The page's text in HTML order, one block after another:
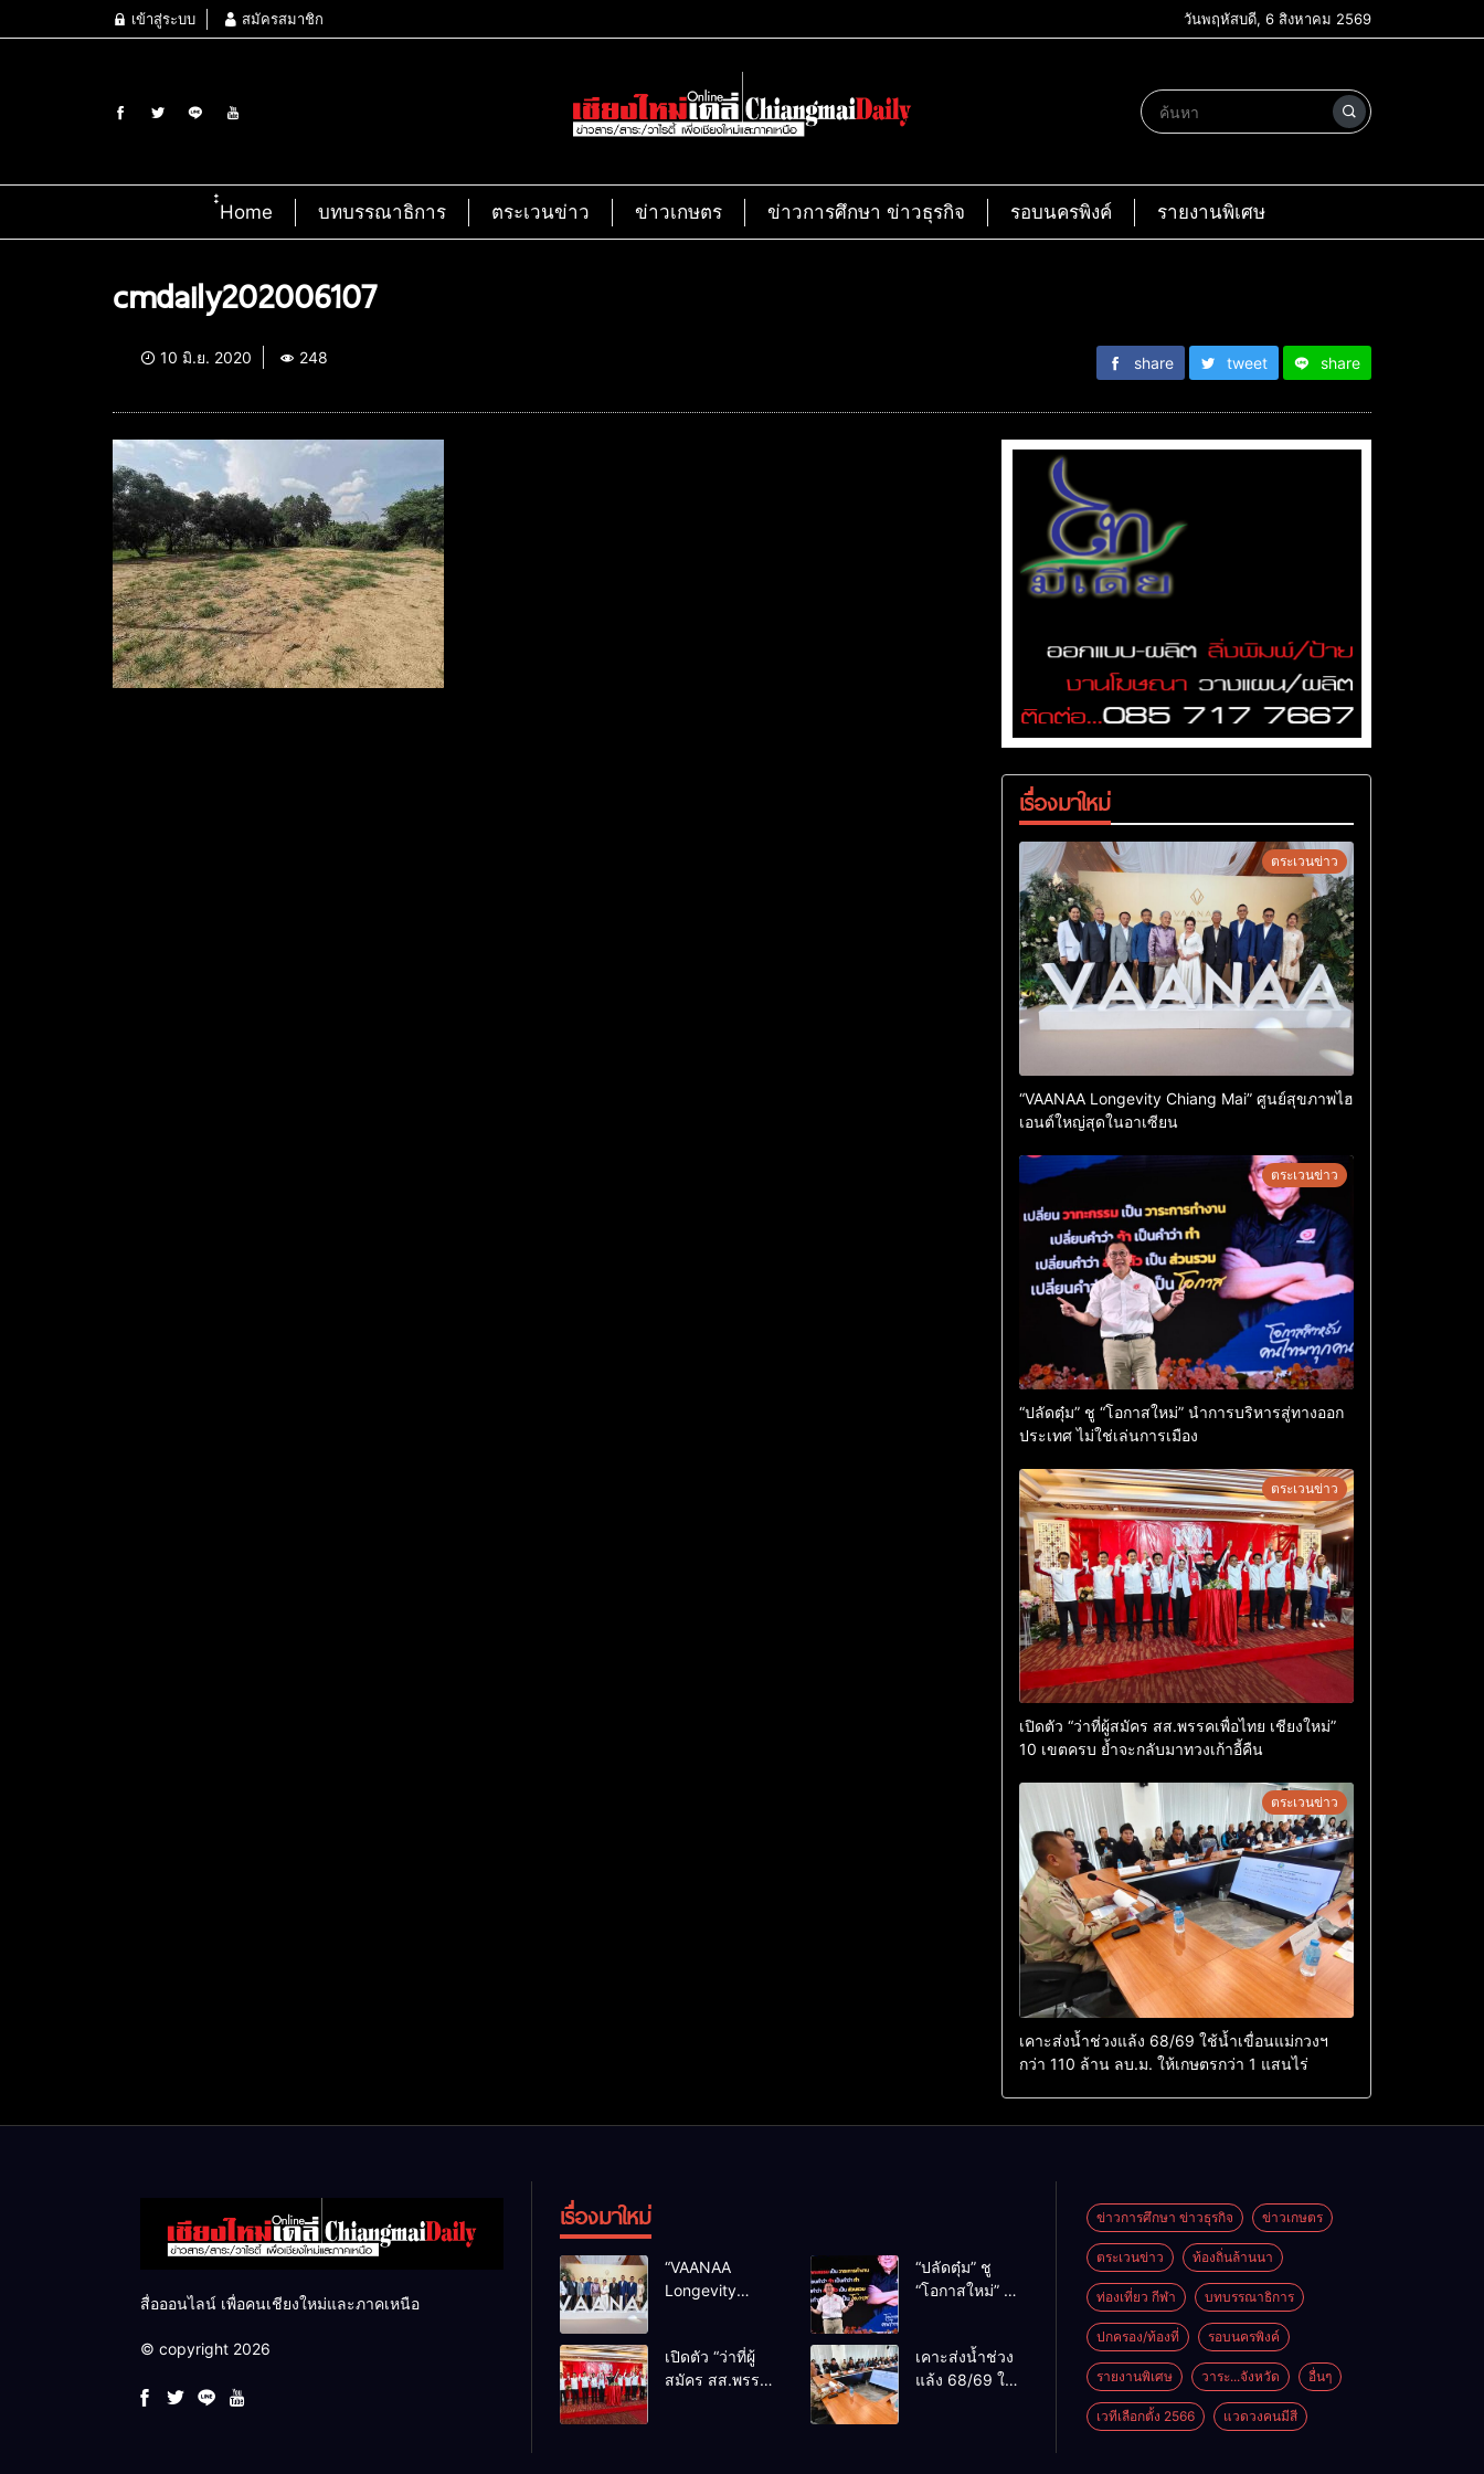
เข้าสู่ระบบ สมัครสมาชิก วันพฤหัสบดี, 6 สิงหาคม 2569
๋๋Home บทบรรณาธิการ ตระเวนข่าว ข่าวเกษตร ข่าวการศึกษา ข่าวธุรกิจ รอบนครพิงค์ รายงานพิเศษ
cmdaily202006107
10 มิ.ย. 2020 248 share tweet share
เรื่องมาใหม่
ตระเวนข่าว
“VAANAA Longevity Chiang Mai” ศูนย์สุขภาพไฮ
เอนต์ใหญ่สุดในอาเซียน
ตระเวนข่าว
“ปลัดตุ๋ม” ชู “โอกาสใหม่” นำการบริหารสู่ทางออก
ประเทศ ไม่ใช่เล่นการเมือง
ตระเวนข่าว
เปิดตัว “ว่าที่ผู้สมัคร สส.พรรคเพื่อไทย เชียงใหม่”
10 เขตครบ ย้ำจะกลับมาทวงเก้าอี้คืน
ตระเวนข่าว
เคาะส่งน้ำช่วงแล้ง 68/69 ใช้น้ำเขื่อนแม่กวงฯ
กว่า 110 ล้าน ลบ.ม. ให้เกษตรกว่า 1 แสนไร่
สื่อออนไลน์ เพื่อคนเชียงใหม่และภาคเหนือ
© copyright 2026
เรื่องมาใหม่
“VAANAA
Longevity
เอนต์ใหญ่สุดใน
อาเซียน
“ปลัดตุ๋ม” ชู
“โอกาสใหม่” นำ
ไม่ใช่เล่น
การเมือง
เปิดตัว “ว่าที่ผู้
สมัคร สส.พรรค
เคาะส่งน้ำช่วง
แล้ง 68/69 ใช้
ข่าวการศึกษา ข่าวธุรกิจ ข่าวเกษตร
ตระเวนข่าว ท้องถิ่นล้านนา
ท่องเที่ยว กีฬา บทบรรณาธิการ
ปกครอง/ท้องที่ รอบนครพิงค์
รายงานพิเศษ วาระ...จังหวัด อื่นๆ
เวทีเลือกตั้ง 2566 แวดวงคนมีสี